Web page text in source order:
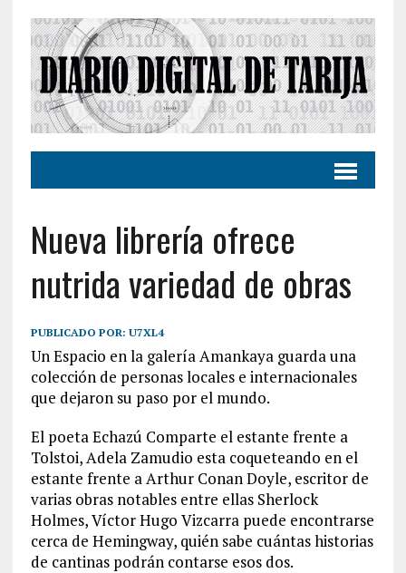
Nueva librería ofrece
nutrida variedad de obras
PUBLICADO POR: U7XL4
Un Espacio en la galería Amankaya guarda una
colección de personas locales e internacionales
que dejaron su paso por el mundo.
El poeta Echazú Comparte el estante frente a
Tolstoi, Adela Zamudio esta coqueteando en el
estante frente a Arthur Conan Doyle, escritor de
varias obras notables entre ellas Sherlock
Holmes, Víctor Hugo Vizcarra puede encontrarse
cerca de Hemingway, quién sabe cuántas historias
de cantinas podrán contarse esos dos.